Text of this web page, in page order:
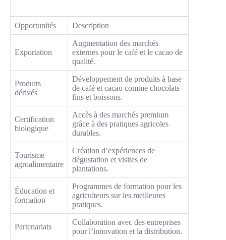
Opportunités Description
Exportation
Augmentation des marchés
externes pour le café et le cacao de
qualité.
Produits
dérivés
Développement de produits à base
de café et cacao comme chocolats
fins et boissons.
Certification
biologique
Accès à des marchés premium
grâce à des pratiques agricoles
durables.
Tourisme
agroalimentaire
Création d’expériences de
dégustation et visites de
plantations.
Éducation et
formation
Programmes de formation pour les
agriculteurs sur les meilleures
pratiques.
Partenariats
Collaboration avec des entreprises
pour l’innovation et la distribution.